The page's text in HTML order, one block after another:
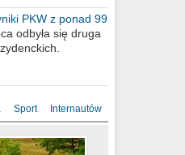
PKW z ponad 99
odbyła się druga
Sport Internautów
za
mieście